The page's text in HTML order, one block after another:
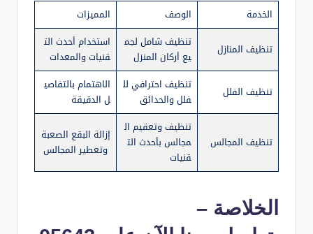
الخدمة الوصف المميزات
تنظيف المنازل
تنظيف شامل لجم
يع أركان المنزل
استخدام أحدث الت
قنيات والمعدات
تنظيف الفلل
تنظيف احترافي لل
فلل والحدائق
الاهتمام بالتفاصي
ل الدقيقة
تنظيف المجالس
تنظيف وتعقيم ال
مجالس بأحدث الت
قنيات
إزالة البقع الصعبة
وتعطير المجالس
الخلاصة –